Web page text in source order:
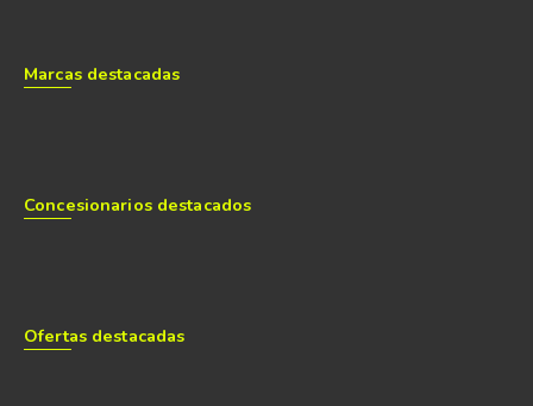
Marcas destacadas
Concesionarios destacados
Ofertas destacadas